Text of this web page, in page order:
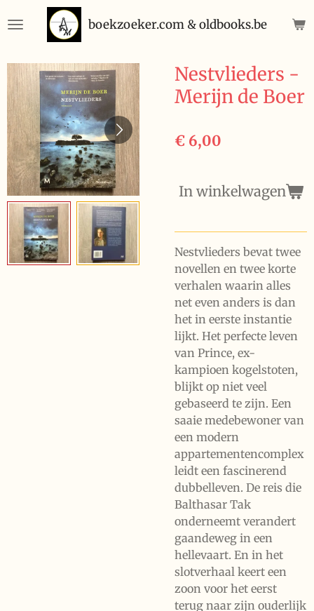
direct
de
hoofdinhoud
boekzoeker.com & oldbooks.be
Nestvlieders -
Merijn de Boer
€ 6,00
In winkelwagen
Nestvlieders bevat twee
novellen en twee korte
verhalen waarin alles
net even anders is dan
het in eerste instantie
lijkt. Het perfecte leven
van Prince, ex-
kampioen kogelstoten,
blijkt op niet veel
gebaseerd te zijn. Een
saaie medebewoner van
een modern
appartementencomplex
leidt een fascinerend
dubbelleven. De reis die
Balthasar Tak
onderneemt verandert
gaandeweg in een
hellevaart. En in het
slotverhaal keert een
zoon voor het eerst
terug naar zijn ouderlijk